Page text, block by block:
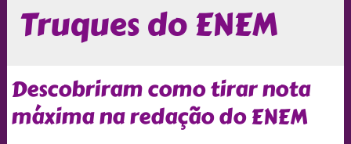
Truques do ENEM
Descobriram como tirar nota
máxima na redação do ENEM